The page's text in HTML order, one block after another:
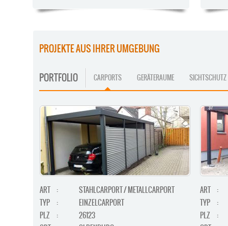
PROJEKTE AUS IHRER UMGEBUNG
PORTFOLIO CARPORTS GERÄTERAUME SICHTSCHUTZ
ART :
STAHLCARPORT / METALLCARPORT
TYP
:
EINZELCARPORT
PLZ
:
26123
ART
:
TYP
:
PLZ
: